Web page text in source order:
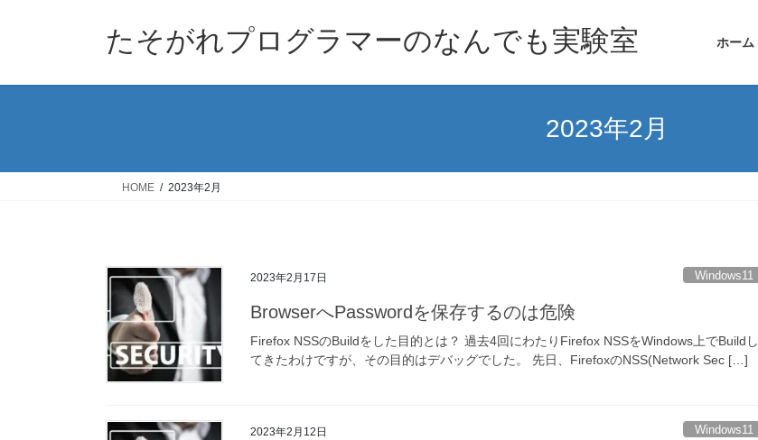
たそがれプログラマーのなんでも実験室 ホーム
2023年2月
HOME 2023年2月
2023年2月17日 Windows11
BrowserへPasswordを保存するのは危険
Firefox NSSのBuildをした目的とは？ 過去4回にわたりFirefox NSSをWindows上でBuildし
てきたわけですが、その目的はデバッグでした。 先日、FirefoxのNSS(Network Sec […]
2023年2月12日 Windows11